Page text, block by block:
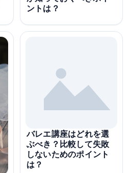
ントは？
バレエ講座はどれを選
ぶべき？比較して失敗
しないためのポイント
は？